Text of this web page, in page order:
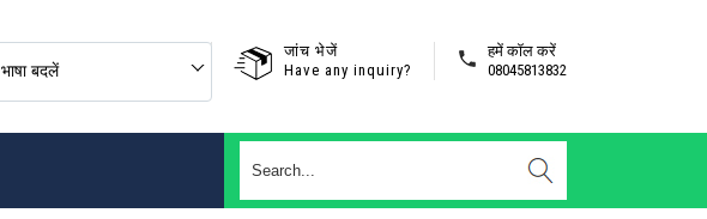
हमें कॉल करें
08045813832
जांच भेजें
Have any inquiry?
भाषा बदलें